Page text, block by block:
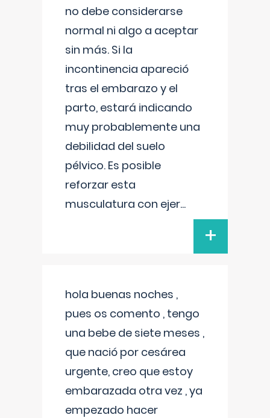
no debe considerarse
normal ni algo a aceptar
sin más. Si la
incontinencia apareció
tras el embarazo y el
parto, estará indicando
muy probablemente una
debilidad del suelo
pélvico. Es posible
reforzar esta
musculatura con ejer...
+
hola buenas noches ,
pues os comento , tengo
una bebe de siete meses ,
que nació por cesárea
urgente, creo que estoy
embarazada otra vez , ya
empezado hacer